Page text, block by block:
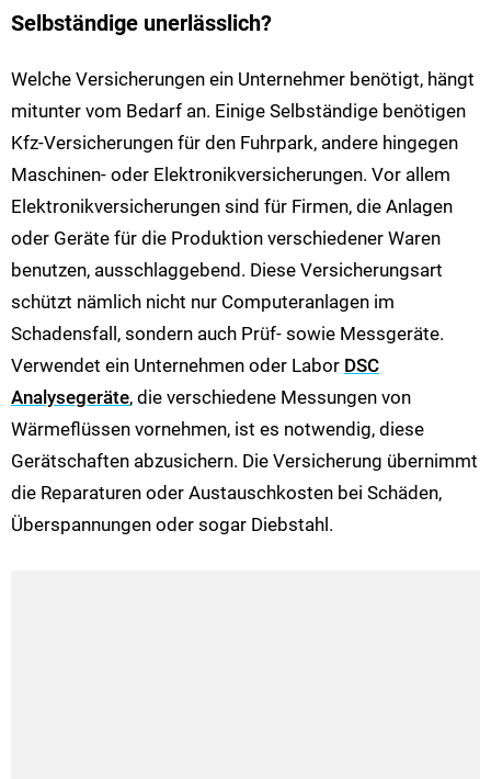
Selbständige unerlässlich?
Welche Versicherungen ein Unternehmer benötigt, hängt
mitunter vom Bedarf an. Einige Selbständige benötigen
Kfz-Versicherungen für den Fuhrpark, andere hingegen
Maschinen- oder Elektronikversicherungen. Vor allem
Elektronikversicherungen sind für Firmen, die Anlagen
oder Geräte für die Produktion verschiedener Waren
benutzen, ausschlaggebend. Diese Versicherungsart
schützt nämlich nicht nur Computeranlagen im
Schadensfall, sondern auch Prüf- sowie Messgeräte.
Verwendet ein Unternehmen oder Labor DSC
Analysegeräte, die verschiedene Messungen von
Wärmeflüssen vornehmen, ist es notwendig, diese
Gerätschaften abzusichern. Die Versicherung übernimmt
die Reparaturen oder Austauschkosten bei Schäden,
Überspannungen oder sogar Diebstahl.